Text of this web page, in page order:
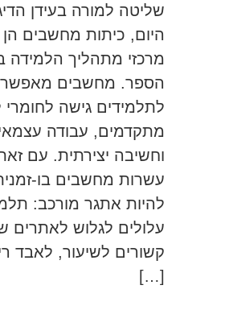
שליטה למורה בעידן
היום, כיתות מחשבים
מרכזי מתהליך הלמידה
הספר. מחשבים
לתלמידים גישה לחומרי
מתקדמים, עבודה
וחשיבה יצירתית. עם
עשרות מחשבים בו-
להיות אתגר מורכב:
עלולים לגלוש לאתרים
קשורים לשיעור, לאבד
[…]